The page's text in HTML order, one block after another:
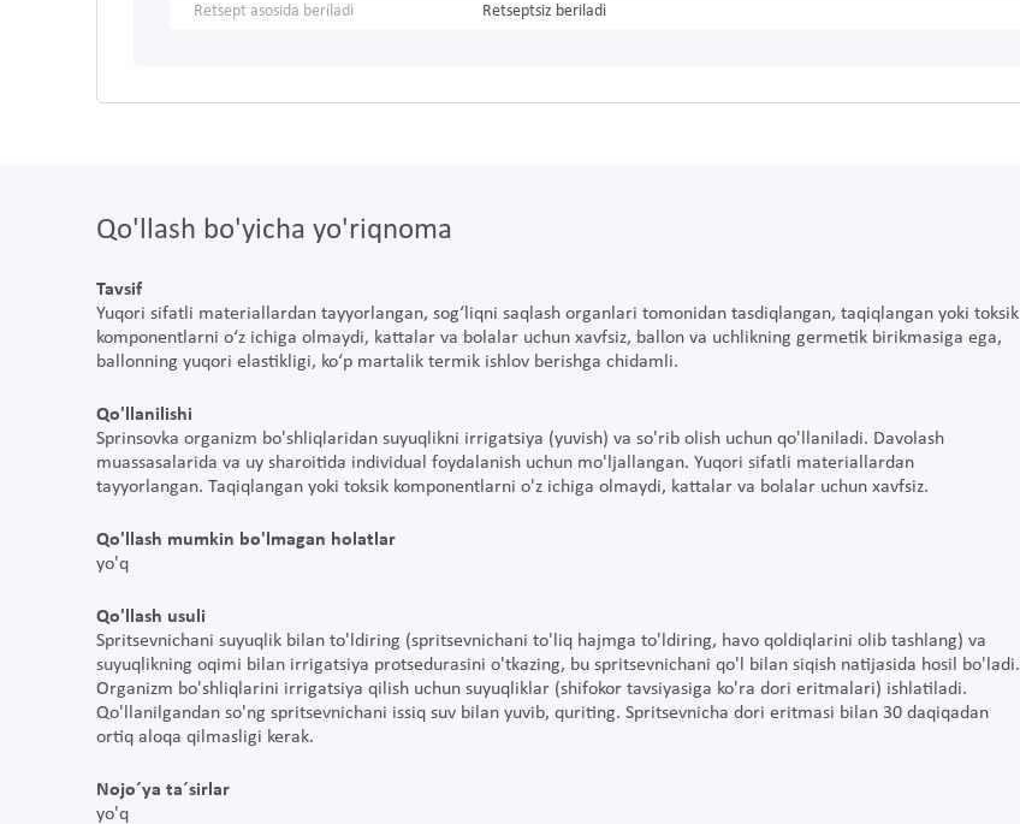
Retsept asosida beriladi
Retseptsiz beriladi
Qo'llash bo'yicha yo'riqnoma
Tavsif
Yuqori sifatli materiallardan tayyorlangan, sog‘liqni saqlash organlari tomonidan tasdiqlangan, taqiqlangan yoki toksik
komponentlarni o‘z ichiga olmaydi, kattalar va bolalar uchun xavfsiz, ballon va uchlikning germetik birikmasiga ega,
ballonning yuqori elastikligi, ko‘p martalik termik ishlov berishga chidamli.
Qo'llanilishi
Sprinsovka organizm bo'shliqlaridan suyuqlikni irrigatsiya (yuvish) va so'rib olish uchun qo'llaniladi. Davolash
muassasalarida va uy sharoitida individual foydalanish uchun mo'ljallangan. Yuqori sifatli materiallardan
tayyorlangan. Taqiqlangan yoki toksik komponentlarni o'z ichiga olmaydi, kattalar va bolalar uchun xavfsiz.
Qo'llash mumkin bo'lmagan holatlar
yo'q
Qo'llash usuli
Spritsevnichani suyuqlik bilan to'ldiring (spritsevnichani to'liq hajmga to'ldiring, havo qoldiqlarini olib tashlang) va
suyuqlikning oqimi bilan irrigatsiya protsedurasini o'tkazing, bu spritsevnichani qo'l bilan siqish natijasida hosil bo'ladi.
Organizm bo'shliqlarini irrigatsiya qilish uchun suyuqliklar (shifokor tavsiyasiga ko'ra dori eritmalari) ishlatiladi.
Qo'llanilgandan so'ng spritsevnichani issiq suv bilan yuvib, quriting. Spritsevnicha dori eritmasi bilan 30 daqiqadan
ortiq aloqa qilmasligi kerak.
Nojo´ya ta´sirlar
yo'q